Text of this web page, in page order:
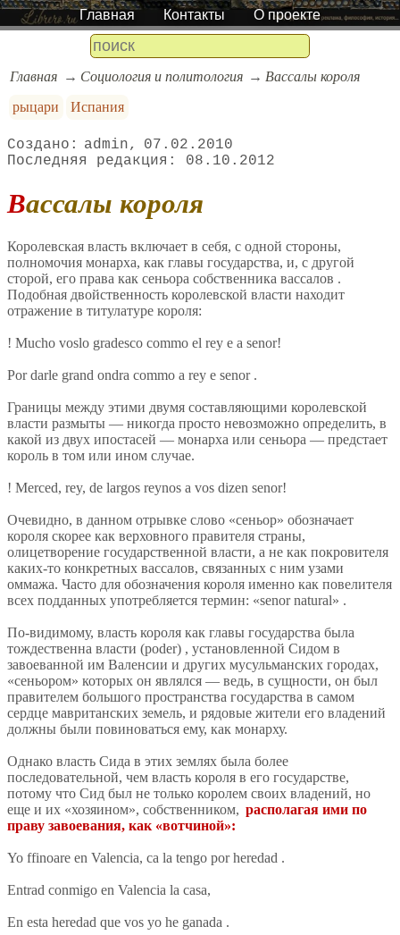
Главная Контакты О проекте
Главная Социология и политология
Вассалы короля
рыцари
Испания
admin
07.02.2010
08.10.2012
Вассалы короля
Королевская власть включает в себя, с одной стороны,
полномочия монарха, как главы государства, и, с другой
сторой, его права как сеньора собственника вассалов .
Подобная двойственность королевской власти находит
отражение в титулатуре короля:
! Mucho voslo gradesco commo el rey e a senor!
Por darle grand ondra commo a rey e senor .
Границы между этими двумя составляющими королевской
власти размыты — никогда просто невозможно определить, в
какой из двух ипостасей — монарха или сеньора — предстает
король в том или ином случае.
! Merced, rey, de largos reynos a vos dizen senor!
Очевидно, в данном отрывке слово «сеньор» обозначает
короля скорее как верховного правителя страны,
олицетворение государственной власти, а не как покровителя
каких-то конкретных вассалов, связанных с ним узами
оммажа. Часто для обозначения короля именно как повелителя
всех подданных употребляется термин: «senor natural» .
По-видимому, власть короля как главы государства была
тождественна власти (poder) , установленной Сидом в
завоеванной им Валенсии и других мусульманских городах,
«сеньором» которых он являлся — ведь, в сущности, он был
правителем большого пространства государства в самом
сердце мавританских земель, и рядовые жители его владений
должны были повиноваться ему, как монарху.
Однако власть Сида в этих землях была более
последовательной, чем власть короля в его государстве,
потому что Сид был не только королем своих владений, но
еще и их «хозяином», собственником, располагая ими по
праву завоевания, как «вотчиной»:
Yo ffinoare en Valencia, ca la tengo por heredad .
Entrad conmigo en Valencia la casa,
En esta heredad que vos yo he ganada .